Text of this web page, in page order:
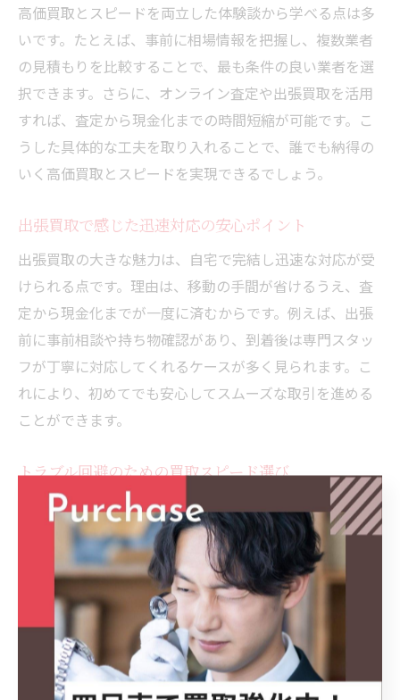
高価買取とスピードを両立した体験談から学べる点は多
いです。たとえば、事前に相場情報を把握し、複数業者
の見積もりを比較することで、最も条件の良い業者を選
択できます。さらに、オンライン査定や出張買取を活用
すれば、査定から現金化までの時間短縮が可能です。こ
うした具体的な工夫を取り入れることで、誰でも納得の
いく高価買取とスピードを実現できるでしょう。
出張買取で感じた迅速対応の安心ポイント
出張買取の大きな魅力は、自宅で完結し迅速な対応が受
けられる点です。理由は、移動の手間が省けるうえ、査
定から現金化までが一度に済むからです。例えば、出張
前に事前相談や持ち物確認があり、到着後は専門スタッ
フが丁寧に対応してくれるケースが多く見られます。こ
れにより、初めてでも安心してスムーズな取引を進める
ことができます。
トラブル回避のための買取スピード選び
買取のスピードを重視する際、トラブルを避けるために
は業者選びが重要です。なぜなら、急ぎすぎるあまり説
明不足や納得できない条件になるリスクがあるからで
す。具体的には、業者の口コミや査定の透明性、手数料
の有無を事前に確認しましょう。これらのチェックを徹
底することで、スピーディかつ安全な取引を実現し、後
悔のない買取体験ができます。